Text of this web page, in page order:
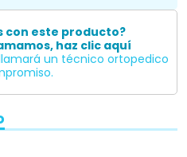
con este producto?
haz clic aquí
un técnico ortopedico